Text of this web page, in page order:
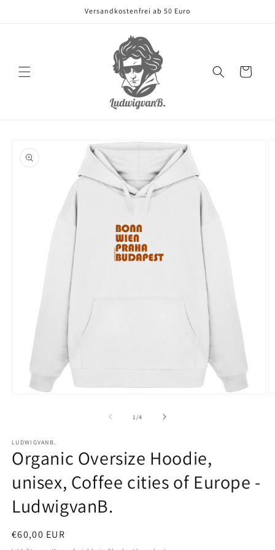
Versandkostenfrei ab 50 Euro
Warenkorb
1 /von
4
LUDWIGVANB.
Organic Oversize Hoodie,
unisex, Coffee cities of Europe -
LudwigvanB.
Normaler
€60,00 EUR